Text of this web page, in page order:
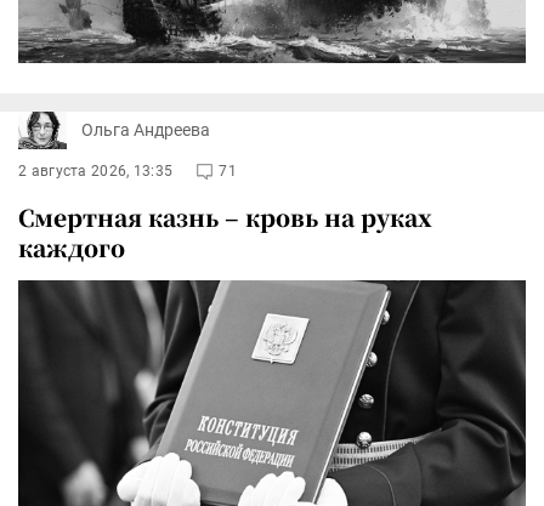
Ольга Андреева
2 августа 2026, 13:35 71
Смертная казнь – кровь на руках
каждого